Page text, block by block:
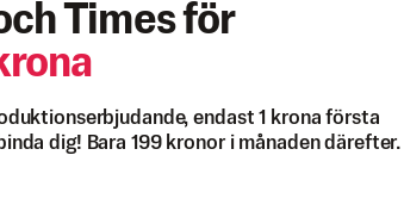
Times för
endast 1 krona första
dig! Bara 199 kronor i månaden därefter.